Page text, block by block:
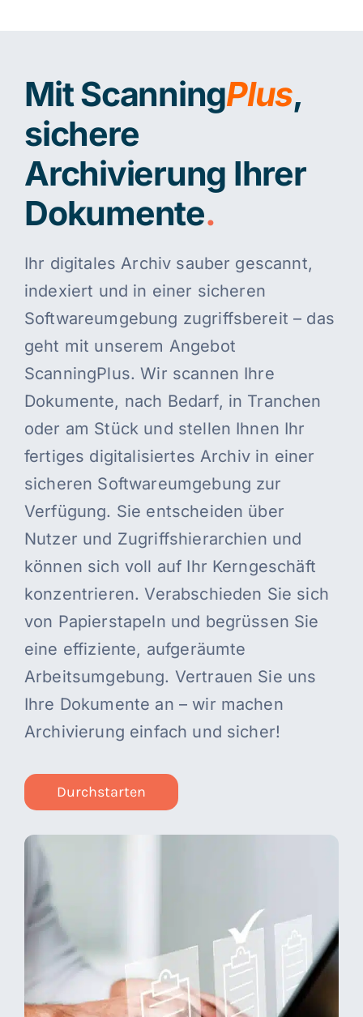
Mit ScanningPlus,
sichere
Archivierung Ihrer
Dokumente.
Ihr digitales Archiv sauber gescannt,
indexiert und in einer sicheren
Softwareumgebung zugriffsbereit – das
geht mit unserem Angebot
ScanningPlus. Wir scannen Ihre
Dokumente, nach Bedarf, in Tranchen
oder am Stück und stellen Ihnen Ihr
fertiges digitalisiertes Archiv in einer
sicheren Softwareumgebung zur
Verfügung. Sie entscheiden über
Nutzer und Zugriffshierarchien und
können sich voll auf Ihr Kerngeschäft
konzentrieren. Verabschieden Sie sich
von Papierstapeln und begrüssen Sie
eine effiziente, aufgeräumte
Arbeitsumgebung. Vertrauen Sie uns
Ihre Dokumente an – wir machen
Archivierung einfach und sicher!
Durchstarten